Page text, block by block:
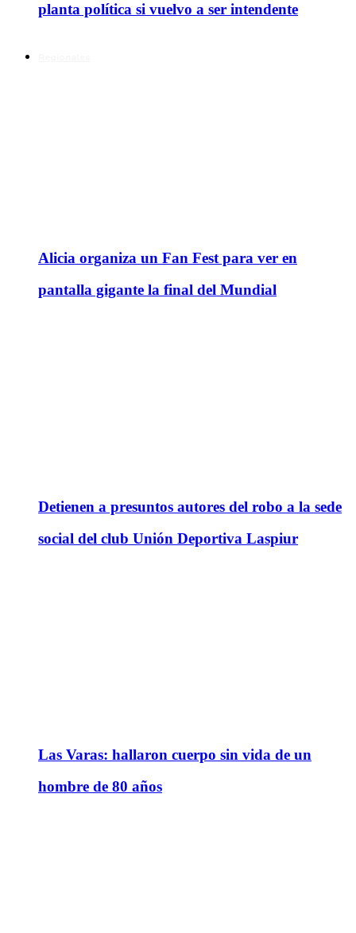
planta política si vuelvo a ser intendente
Alicia organiza un Fan Fest para ver en
pantalla gigante la final del Mundial
Detienen a presuntos autores del robo a la sede
social del club Unión Deportiva Laspiur
Las Varas: hallaron cuerpo sin vida de un
hombre de 80 años